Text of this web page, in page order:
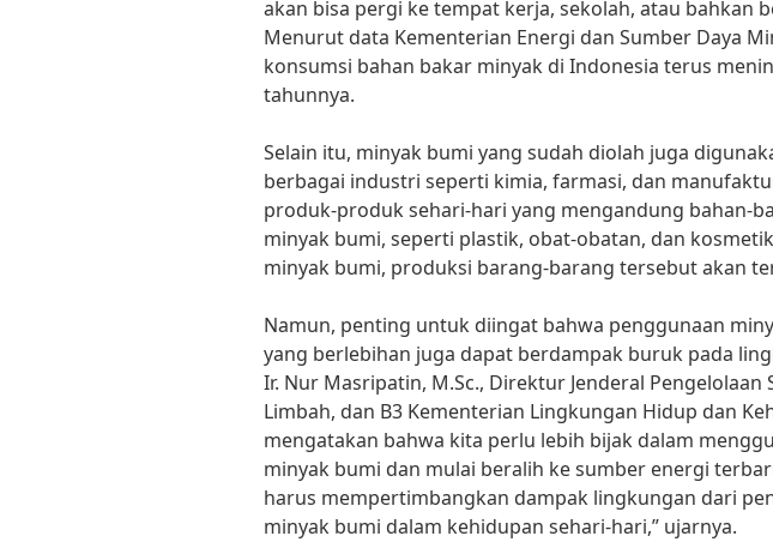
akan bisa pergi ke tempat kerja, sekolah, atau bahkan
Menurut data Kementerian Energi dan Sumber Daya
konsumsi bahan bakar minyak di Indonesia terus
tahunnya.
Selain itu, minyak bumi yang sudah diolah juga
berbagai industri seperti kimia, farmasi, dan
produk-produk sehari-hari yang mengandung bahan-
minyak bumi, seperti plastik, obat-obatan, dan
minyak bumi, produksi barang-barang tersebut akan
Namun, penting untuk diingat bahwa penggunaan
yang berlebihan juga dapat berdampak buruk pada
Ir. Nur Masripatin, M.Sc., Direktur Jenderal Pengelolaan
Limbah, dan B3 Kementerian Lingkungan Hidup dan
mengatakan bahwa kita perlu lebih bijak dalam
minyak bumi dan mulai beralih ke sumber energi
harus mempertimbangkan dampak lingkungan dari
minyak bumi dalam kehidupan sehari-hari,” ujarnya.